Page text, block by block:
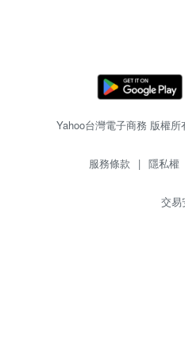
Yahoo台灣電子商務 版權
服務條款 | 隱私權
交易